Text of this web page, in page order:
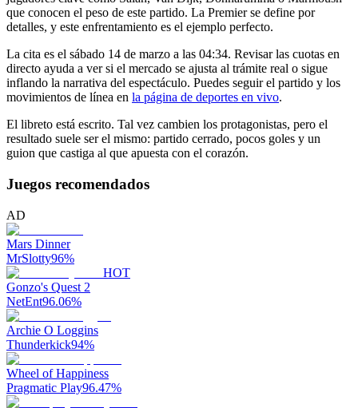
que conocen el peso de este partido. La Premier se define por
detalles, y este enfrentamiento es el ejemplo perfecto.
La cita es el sábado 14 de marzo a las 04:34. Revisar las cuotas en
directo ayuda a ver si el mercado se ajusta al trámite real o sigue
inflando la narrativa del espectáculo. Puedes seguir el partido y los
movimientos de línea en la página de deportes en vivo.
El libreto está escrito. Tal vez cambien los protagonistas, pero el
resultado suele ser el mismo: partido cerrado, pocos goles y un
guion que castiga al que apuesta con el corazón.
Juegos recomendados
AD
Mars Dinner
MrSlotty96%
HOT
Gonzo's Quest 2
NetEnt96.06%
Archie O Loggins
Thunderkick94%
Wheel of Happiness
Pragmatic Play96.47%